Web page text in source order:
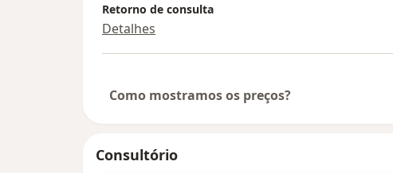
Retorno de consulta
Detalhes
Como mostramos os preços?
Consultório